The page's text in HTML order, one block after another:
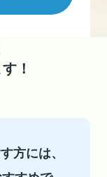
！
方には、